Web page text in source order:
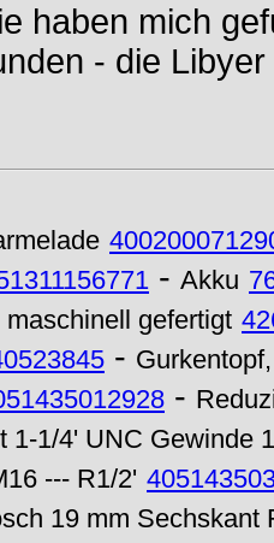
haben mich
- die
- Akku
gefertigt
-
-
1-1/4' UNC Gewinde
--- R1/2'
19 mm Sechskant